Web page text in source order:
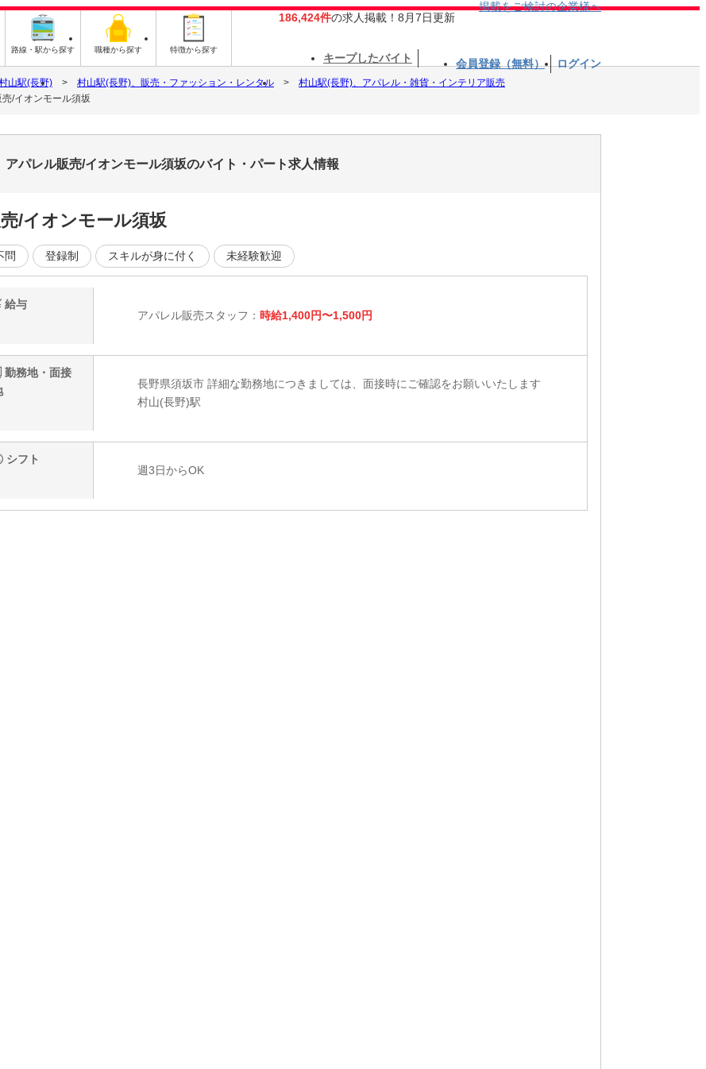
路線・駅から探す 職種から探す 特徴から探す
186,424件の求人掲載！8月7日更新
掲載をご検討の企業様へ
キープしたバイト 会員登録（無料） ログイン
山駅(長野) 村山駅(長野)、販売・ファッション・レンタル
村山駅(長野)、アパレル・雑貨・インテリア販売
/イオンモール須坂
パレル販売/イオンモール須坂のバイト・パート求人情報
/イオンモール須坂
問 登録制 スキルが身に付く 未経験歓迎
給与
アパレル販売スタッフ： 時給1,400円〜1,500円
勤務地・面接
長野県須坂市 詳細な勤務地につきましては、面接時にご確認をお願いいたします
村山(長野)駅
シフト
週3日からOK